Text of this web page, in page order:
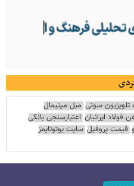
سونی مبل مینیمال
فولاد ایرانیان اعتبارسنجی بانکی
قیمت پروفیل سایت یوتوتایمز